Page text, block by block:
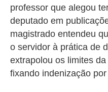
professor que alegou
deputado em
magistrado entendeu
o servidor à prática de
extrapolou os limites
fixando indenização